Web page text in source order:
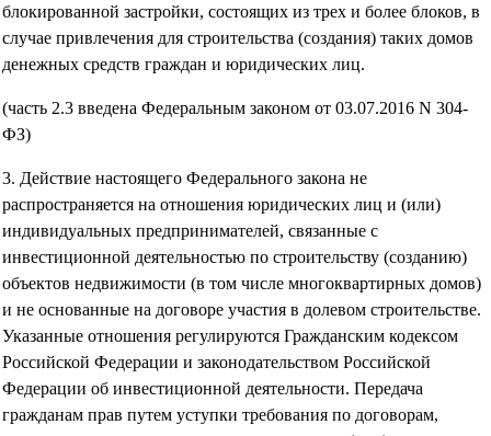
блокированной застройки, состоящих из трех и более блоков, в
случае привлечения для строительства (создания) таких домов
денежных средств граждан и юридических лиц.
(часть 2.3 введена Федеральным законом от 03.07.2016 N 304-
ФЗ)
3. Действие настоящего Федерального закона не
распространяется на отношения юридических лиц и (или)
индивидуальных предпринимателей, связанные с
инвестиционной деятельностью по строительству (созданию)
объектов недвижимости (в том числе многоквартирных домов)
и не основанные на договоре участия в долевом строительстве.
Указанные отношения регулируются Гражданским кодексом
Российской Федерации и законодательством Российской
Федерации об инвестиционной деятельности. Передача
гражданам прав путем уступки требования по договорам,